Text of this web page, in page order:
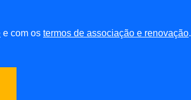
e com os termos de associação e renovação.